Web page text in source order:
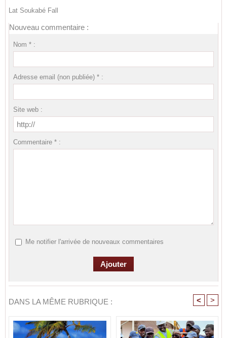
Lat Soukabé Fall
Nouveau commentaire :
Nom * :
Adresse email (non publiée) * :
Site web :
Commentaire * :
Me notifier l'arrivée de nouveaux commentaires
DANS LA MÊME RUBRIQUE : < >